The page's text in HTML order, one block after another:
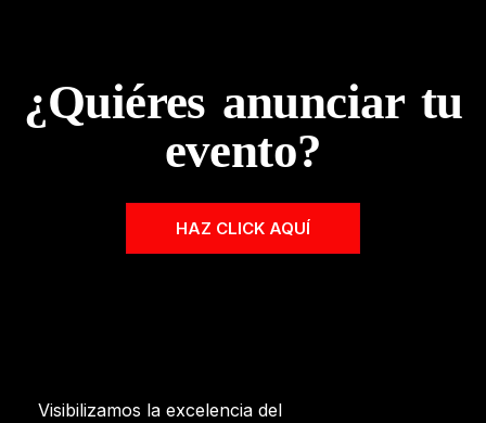
¿Quiéres anunciar tu
evento?
HAZ CLICK AQUÍ
Visibilizamos la excelencia del